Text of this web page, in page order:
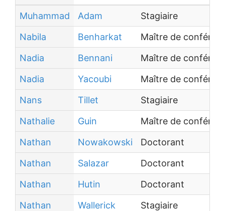
Muhammad Adam
Stagiaire
Nabila
Benharkat
Maître de
Nadia
Bennani
Maître de
Nadia
Yacoubi
Maître de
Nans
Tillet
Stagiaire
Nathalie
Guin
Maître de
Nathan
Nowakowski
Doctorant
Nathan
Salazar
Doctorant
Nathan
Hutin
Doctorant
Nathan
Wallerick
Stagiaire